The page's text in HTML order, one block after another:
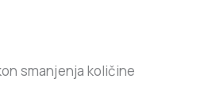
smanjenja količine